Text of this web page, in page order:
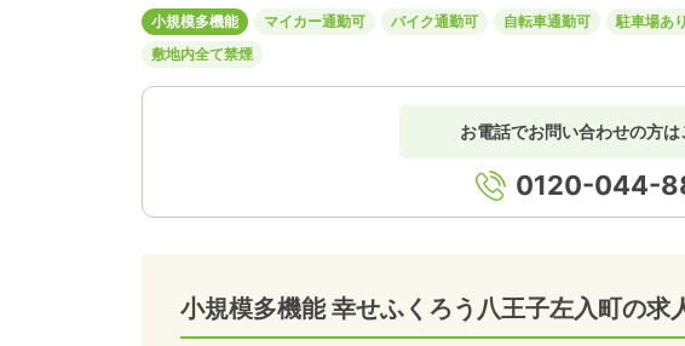
小規模多機能 マイカー通勤可 バイク通勤可 自転車通勤可 駐車場あり
敷地内全て禁煙
お電話でお問い合わせの方は
0120-044-
小規模多機能 幸せふくろう八王子左入町の求